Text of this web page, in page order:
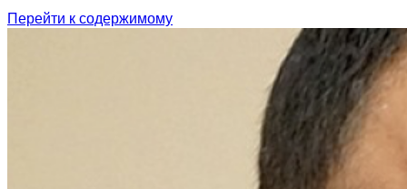
Перейти к содержимому